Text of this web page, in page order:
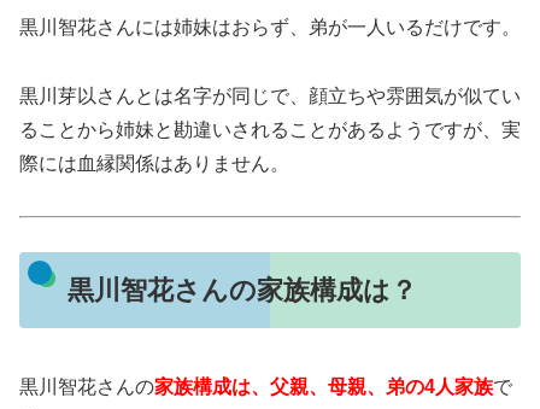
黒川智花さんには姉妹はおらず、弟が一人いるだけです。
黒川芽以さんとは名字が同じで、顔立ちや雰囲気が似てい
ることから姉妹と勘違いされることがあるようですが、実
際には血縁関係はありません。
黒川智花さんの家族構成は？
黒川智花さんの家族構成は、父親、母親、弟の4人家族で